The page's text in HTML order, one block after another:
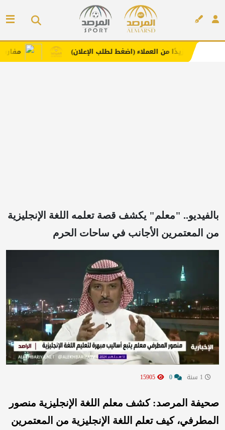
مفارش فندورا من العملاء (اضغط لطلب الإعلان)
بالفيديو.. "معلم" يكشف قصة تعلمه اللغة الإنجليزية
من المعتمرين الأجانب في ساحات الحرم
صحيفة المرصد: كشف معلم اللغة الإنجليزية منصور
المطرفي، كيف تعلم اللغة الإنجليزية من المعتمرين